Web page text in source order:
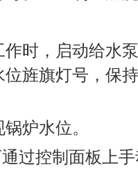
，启动给水泵
旌旗灯号，保
炉水位。
控制面板上手